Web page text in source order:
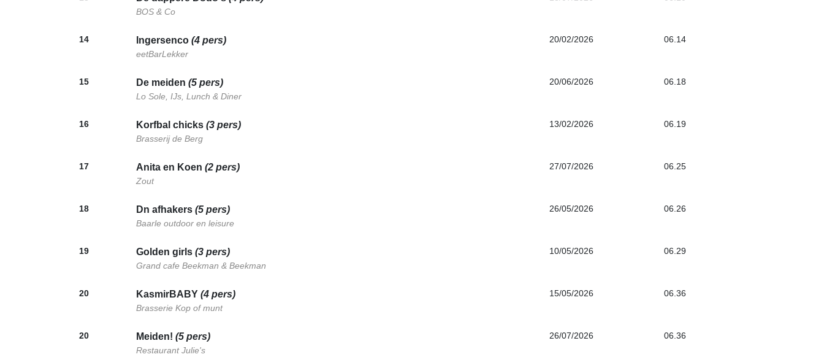
BOS & Co
14 Ingersenco (4 pers)
eetBarLekker
20/02/2026 06.14
15 De meiden (5 pers)
Lo Sole, IJs, Lunch & Diner
20/06/2026 06.18
16 Korfbal chicks (3 pers)
Brasserij de Berg
13/02/2026 06.19
17 Anita en Koen (2 pers)
Zout
27/07/2026 06.25
18 Dn afhakers (5 pers)
Baarle outdoor en leisure
26/05/2026 06.26
19 Golden girls (3 pers)
Grand cafe Beekman & Beekman
10/05/2026 06.29
20 KasmirBABY (4 pers)
Brasserie Kop of munt
15/05/2026 06.36
20 Meiden! (5 pers)
Restaurant Julie's
26/07/2026 06.36